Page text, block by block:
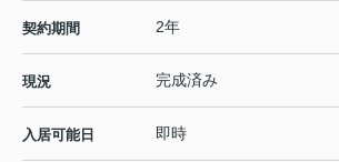
契約期間 2年
現況 完成済み
入居可能日 即時